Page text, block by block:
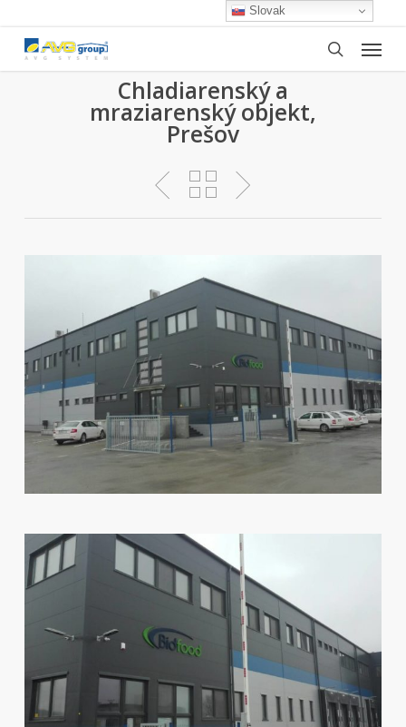
main
content
search
Menu
Chladiarenský a
mraziarenský objekt,
Prešov
Slovak